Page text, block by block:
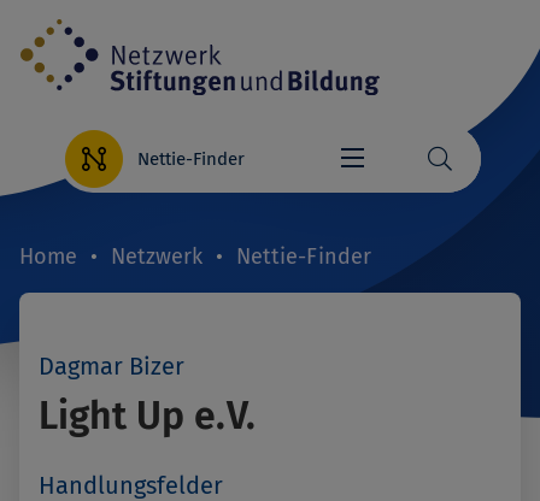
Direkt
zum
Inhalt
Nettie-Finder
Home Netzwerk Nettie-Finder
Dagmar Bizer
Light Up e.V.
Handlungsfelder